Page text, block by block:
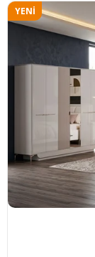
YENI
ÜRÜN